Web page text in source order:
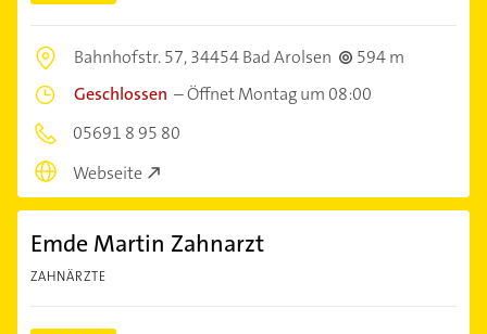
Bahnhofstr. 57,34454 Bad Arolsen
594 m
Geschlossen –Öffnet Montag um 08:00
05691 8 95 80
Webseite
Emde Martin Zahnarzt
ZAHNÄRZTE